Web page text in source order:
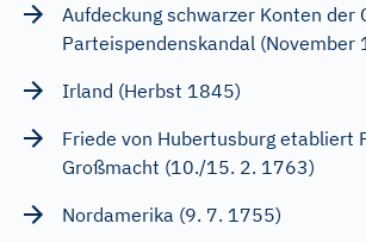
Aufdeckung schwarzer Konten der
Parteispendenskandal (November
Irland (Herbst 1845)
Friede von Hubertusburg etabliert
Großmacht (10./15. 2. 1763)
Nordamerika (9. 7. 1755)